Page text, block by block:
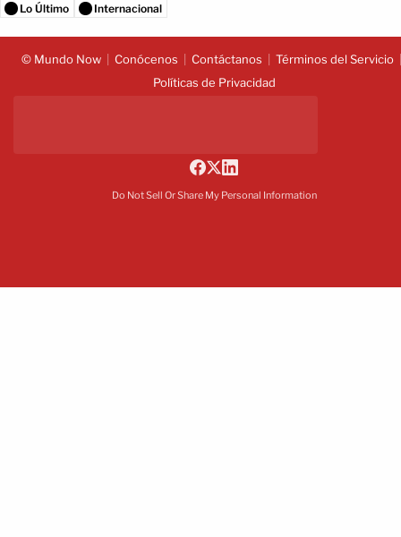
Lo Último Internacional
© Mundo Now Conócenos Contáctanos
Términos del Servicio
Políticas de Privacidad
Do Not Sell Or Share My Personal Information